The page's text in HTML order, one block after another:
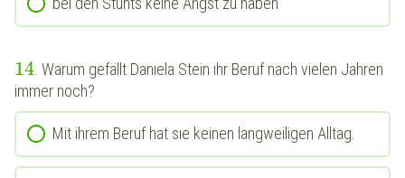
14. Warum gefällt Danıela Stein ıhr Beruf nach vielen Jahren
immer noch?
Mit ihrem Beruf hat sıe keinen langweiligen Alltag.